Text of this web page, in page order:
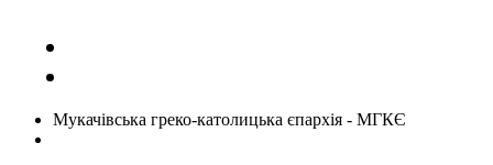
Мукачівська греко-католицька єпархія - МГКЄ